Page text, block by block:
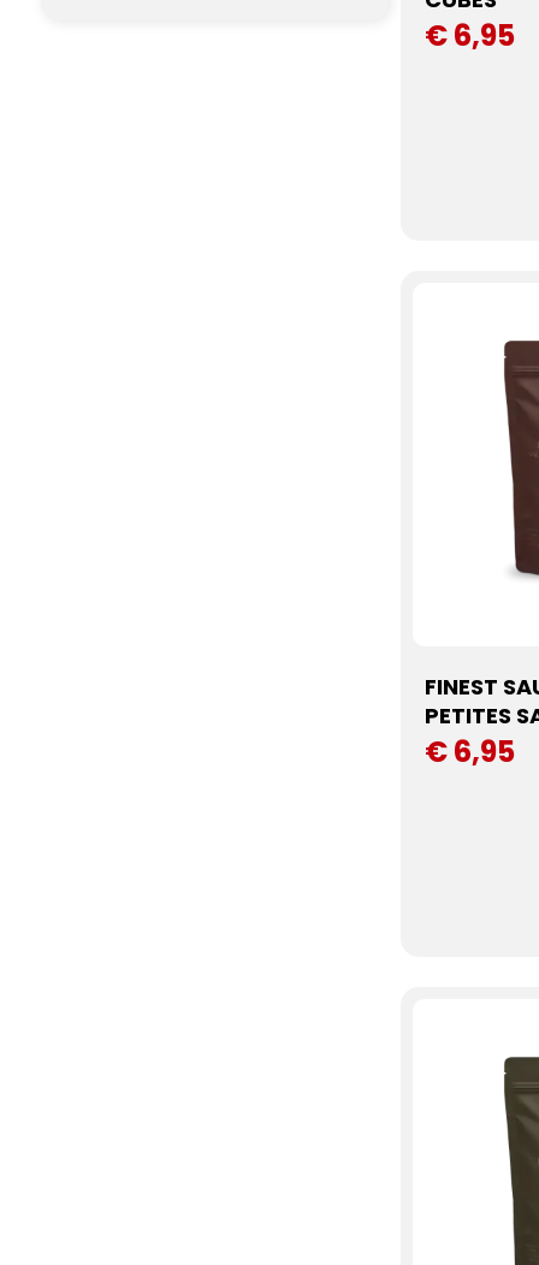
€ 6,95
FINEST
PETITES
€ 6,95